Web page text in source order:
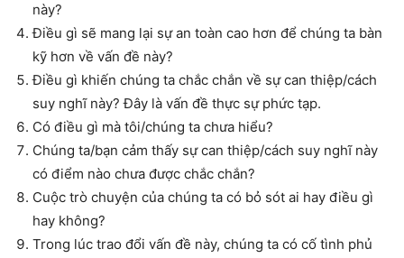
này?
Điều gì sẽ mang lại sự an toàn cao hơn để chúng ta bàn
kỹ hơn về vấn đề này?
Điều gì khiến chúng ta chắc chắn về sự can thiệp/cách
suy nghĩ này? Đây là vấn đề thực sự phức tạp.
Có điều gì mà tôi/chúng ta chưa hiểu?
Chúng ta/bạn cảm thấy sự can thiệp/cách suy nghĩ này
có điểm nào chưa được chắc chắn?
Cuộc trò chuyện của chúng ta có bỏ sót ai hay điều gì
hay không?
Trong lúc trao đổi vấn đề này, chúng ta có cố tình phủ